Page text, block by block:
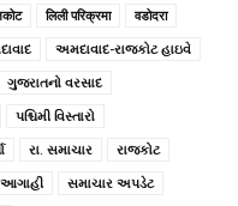
लिली परिक्रमा
वडोदरा
અમદાવાદ-રાજકોટ હાઇવે
ગુજરાતનો વરસાદ
પશ્ચિમી વિસ્તારો
રા. સમાચાર
રાજકોટ
આગાહી
સમાચાર અપડેટ